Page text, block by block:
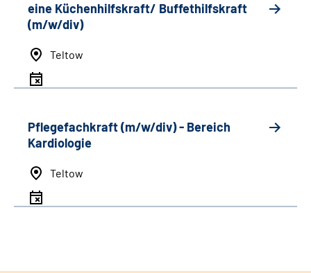
eine Küchenhilfskraft/ Buffethilfskraft
(m/w/div)
Teltow
Pflegefachkraft (m/w/div) - Bereich
Kardiologie
Teltow